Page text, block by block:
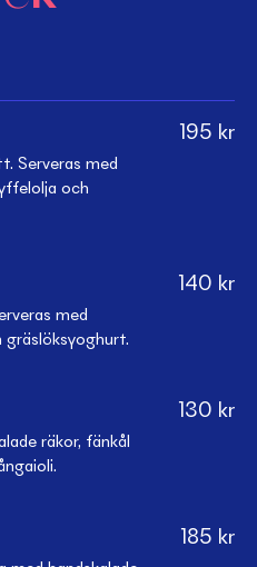
195 kr
Serveras med
och
140 kr
med
gräslöksyoghurt.
130 kr
räkor, fänkål
185 kr